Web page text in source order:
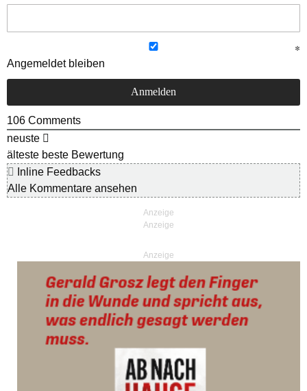
Angemeldet bleiben
106 Comments
neuste
älteste beste Bewertung
Inline Feedbacks
Alle Kommentare ansehen
Anzeige